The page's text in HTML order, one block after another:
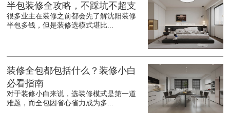
半包装修全攻略，不踩坑不超支
很多业主在装修之前都会先了解沈阳装修
半包多钱，但是装修选模式堪比...
装修全包都包括什么？装修小白
必看指南
对于装修小白来说，选装修模式是第一道
难题，而全包因省心省力成为多...